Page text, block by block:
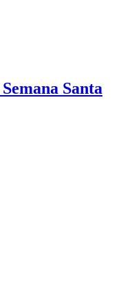
Santa